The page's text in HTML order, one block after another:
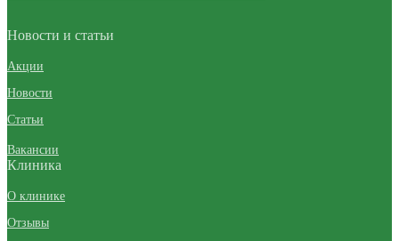
Новости и статьи
Акции
Новости
Статьи
Вакансии
Клиника
О клинике
Отзывы